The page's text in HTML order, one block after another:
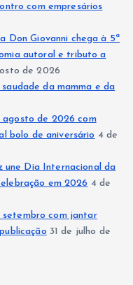
com empresários
Don Giovanni chega à 5ª
autoral e tributo a
de 2026
da mamma e da
agosto de 2026 com
bolo de aniversário 4 de
une Dia Internacional da
em 2026 4 de
setembro com jantar
31 de julho de